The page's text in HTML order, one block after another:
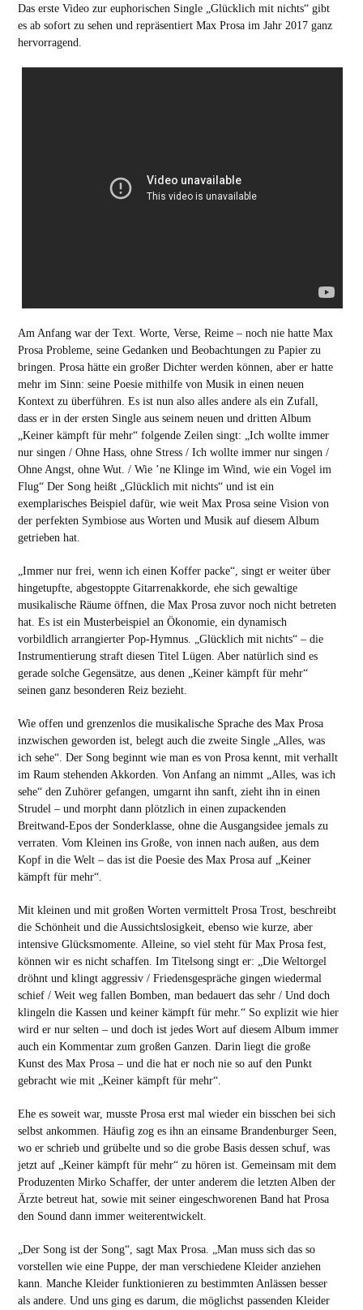
Das erste Video zur euphorischen Single „Glücklich mit nichts“ gibt
es ab sofort zu sehen und repräsentiert Max Prosa im Jahr 2017 ganz
hervorragend.
Am Anfang war der Text. Worte, Verse, Reime – noch nie hatte Max
Prosa Probleme, seine Gedanken und Beobachtungen zu Papier zu
bringen. Prosa hätte ein großer Dichter werden können, aber er hatte
mehr im Sinn: seine Poesie mithilfe von Musik in einen neuen
Kontext zu überführen. Es ist nun also alles andere als ein Zufall,
dass er in der ersten Single aus seinem neuen und dritten Album
„Keiner kämpft für mehr“ folgende Zeilen singt: „Ich wollte immer
nur singen / Ohne Hass, ohne Stress / Ich wollte immer nur singen /
Ohne Angst, ohne Wut. / Wie ’ne Klinge im Wind, wie ein Vogel im
Flug“ Der Song heißt „Glücklich mit nichts“ und ist ein
exemplarisches Beispiel dafür, wie weit Max Prosa seine Vision von
der perfekten Symbiose aus Worten und Musik auf diesem Album
getrieben hat.
„Immer nur frei, wenn ich einen Koffer packe“, singt er weiter über
hingetupfte, abgestoppte Gitarrenakkorde, ehe sich gewaltige
musikalische Räume öffnen, die Max Prosa zuvor noch nicht betreten
hat. Es ist ein Musterbeispiel an Ökonomie, ein dynamisch
vorbildlich arrangierter Pop-Hymnus. „Glücklich mit nichts“ – die
Instrumentierung straft diesen Titel Lügen. Aber natürlich sind es
gerade solche Gegensätze, aus denen „Keiner kämpft für mehr“
seinen ganz besonderen Reiz bezieht.
Wie offen und grenzenlos die musikalische Sprache des Max Prosa
inzwischen geworden ist, belegt auch die zweite Single „Alles, was
ich sehe“. Der Song beginnt wie man es von Prosa kennt, mit verhallt
im Raum stehenden Akkorden. Von Anfang an nimmt „Alles, was ich
sehe“ den Zuhörer gefangen, umgarnt ihn sanft, zieht ihn in einen
Strudel – und morpht dann plötzlich in einen zupackenden
Breitwand-Epos der Sonderklasse, ohne die Ausgangsidee jemals zu
verraten. Vom Kleinen ins Große, von innen nach außen, aus dem
Kopf in die Welt – das ist die Poesie des Max Prosa auf „Keiner
kämpft für mehr“.
Mit kleinen und mit großen Worten vermittelt Prosa Trost, beschreibt
die Schönheit und die Aussichtslosigkeit, ebenso wie kurze, aber
intensive Glücksmomente. Alleine, so viel steht für Max Prosa fest,
können wir es nicht schaffen. Im Titelsong singt er: „Die Weltorgel
dröhnt und klingt aggressiv / Friedensgespräche gingen wiedermal
schief / Weit weg fallen Bomben, man bedauert das sehr / Und doch
klingeln die Kassen und keiner kämpft für mehr.“ So explizit wie hier
wird er nur selten – und doch ist jedes Wort auf diesem Album immer
auch ein Kommentar zum großen Ganzen. Darin liegt die große
Kunst des Max Prosa – und die hat er noch nie so auf den Punkt
gebracht wie mit „Keiner kämpft für mehr“.
Ehe es soweit war, musste Prosa erst mal wieder ein bisschen bei sich
selbst ankommen. Häufig zog es ihn an einsame Brandenburger Seen,
wo er schrieb und grübelte und so die grobe Basis dessen schuf, was
jetzt auf „Keiner kämpft für mehr“ zu hören ist. Gemeinsam mit dem
Produzenten Mirko Schaffer, der unter anderem die letzten Alben der
Ärzte betreut hat, sowie mit seiner eingeschworenen Band hat Prosa
den Sound dann immer weiterentwickelt.
„Der Song ist der Song“, sagt Max Prosa. „Man muss sich das so
vorstellen wie eine Puppe, der man verschiedene Kleider anziehen
kann. Manche Kleider funktionieren zu bestimmten Anlässen besser
als andere. Und uns ging es darum, die möglichst passenden Kleider